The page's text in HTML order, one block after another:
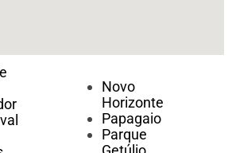
Novo
Horizonte
Papagaio
Parque